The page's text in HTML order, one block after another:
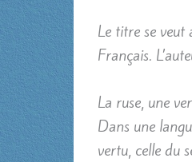
Le titre se
Français.
La ruse, une
Dans une
vertu, celle du